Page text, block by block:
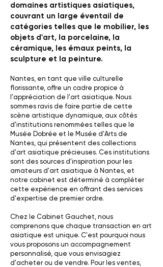
domaines artistiques asiatiques,
couvrant un large éventail de
catégories telles que le mobilier, les
objets d'art, la porcelaine, la
céramique, les émaux peints, la
sculpture et la peinture.
Nantes, en tant que ville culturelle
florissante, offre un cadre propice à
l'appréciation de l'art asiatique. Nous
sommes ravis de faire partie de cette
scène artistique dynamique, aux côtés
d'institutions renommées telles que le
Musée Dobrée et le Musée d'Arts de
Nantes, qui présentent des collections
d'art asiatique précieuses. Ces institutions
sont des sources d'inspiration pour les
amateurs d'art asiatique à Nantes, et
notre cabinet est déterminé à compléter
cette expérience en offrant des services
d'expertise de premier ordre.
Chez le Cabinet Gauchet, nous
comprenons que chaque transaction en art
asiatique est unique. C'est pourquoi nous
vous proposons un accompagnement
personnalisé, que vous envisagiez
d'acheter ou de vendre. Pour les ventes,